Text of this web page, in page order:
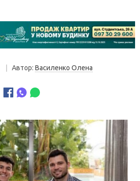
Автор: Василенко Олена